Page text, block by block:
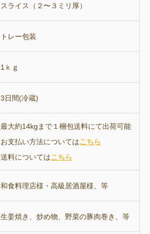
スライス（２〜３ミリ厚）
トレー包装
1ｋｇ
3日間(冷蔵)
最大約14kgまで１梱包送料にて出荷可能
お支払い方法についてはこちら
送料についてはこちら
和食料理店様・高級居酒屋様、等
生姜焼き、炒め物、野菜の豚肉巻き、等